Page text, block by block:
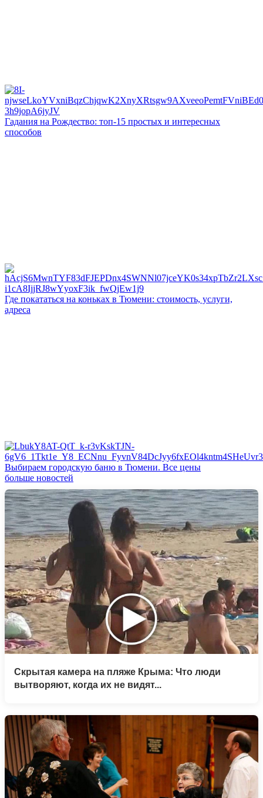
Гадания на Рождество: топ-15 простых и интересных
способов
Где покататься на коньках в Тюмени: стоимость, услуги,
адреса
Выбираем городскую баню в Тюмени. Все цены
больше новостей
Скрытая камера на пляже Крыма: Что люди
вытворяют, когда их не видят...